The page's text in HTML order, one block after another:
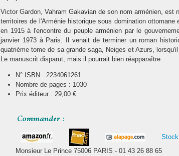
Victor Gardon, Vahram Gakavian de son nom arménien, est
territoires de l'Arménie historique sous domination ottomane
en 1915 à l'encontre du peuple arménien par le
janvier 1973 à Paris. Il venait de terminer un roman
quatrième tome de sa grande saga, Neiges et Azurs,
Le manuscrit disparut, mais il pourrait bien réapparaître.
N° ISBN : 2234061261
Nombre de pages : 1030
Prix éditeur : 29,00 €
Stock
Monsieur Le Prince 75006 PARIS - 01 43 26 88 65